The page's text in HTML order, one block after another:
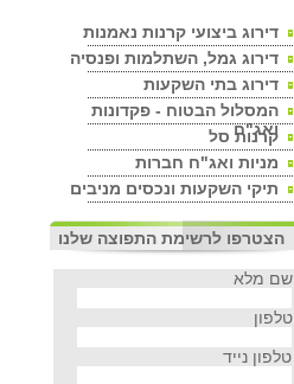
דירוג ביצועי קרנות נאמנות
דירוג גמל, השתלמות ופנסיה
דירוג בתי השקעות
המסלול הבטוח - פקדונות
ואג"ח
קרנות סל
מניות ואג"ח חברות
תיקי השקעות ונכסים מניבים
הצטרפו לרשימת התפוצה שלנו
שם מלא
טלפון
טלפון נייד